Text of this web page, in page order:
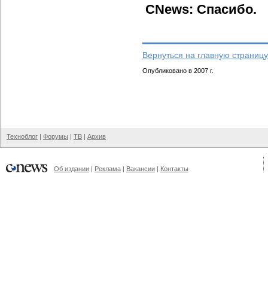
CNews: Спасибо.
Вернуться на главную
Опубликовано в 2007 г.
Техноблог | Форумы | ТВ | Архив
Об издании | Реклама | Вакансии | Контакты